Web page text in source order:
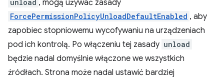
unload , mogą używać zasady
ForcePermissionPolicyUnloadDefaultEnabled , aby
zapobiec stopniowemu wycofywaniu na urządzeniach
pod ich kontrolą. Po włączeniu tej zasady unload
będzie nadal domyślnie włączone we wszystkich
źródłach. Strona może nadal ustawić bardziej